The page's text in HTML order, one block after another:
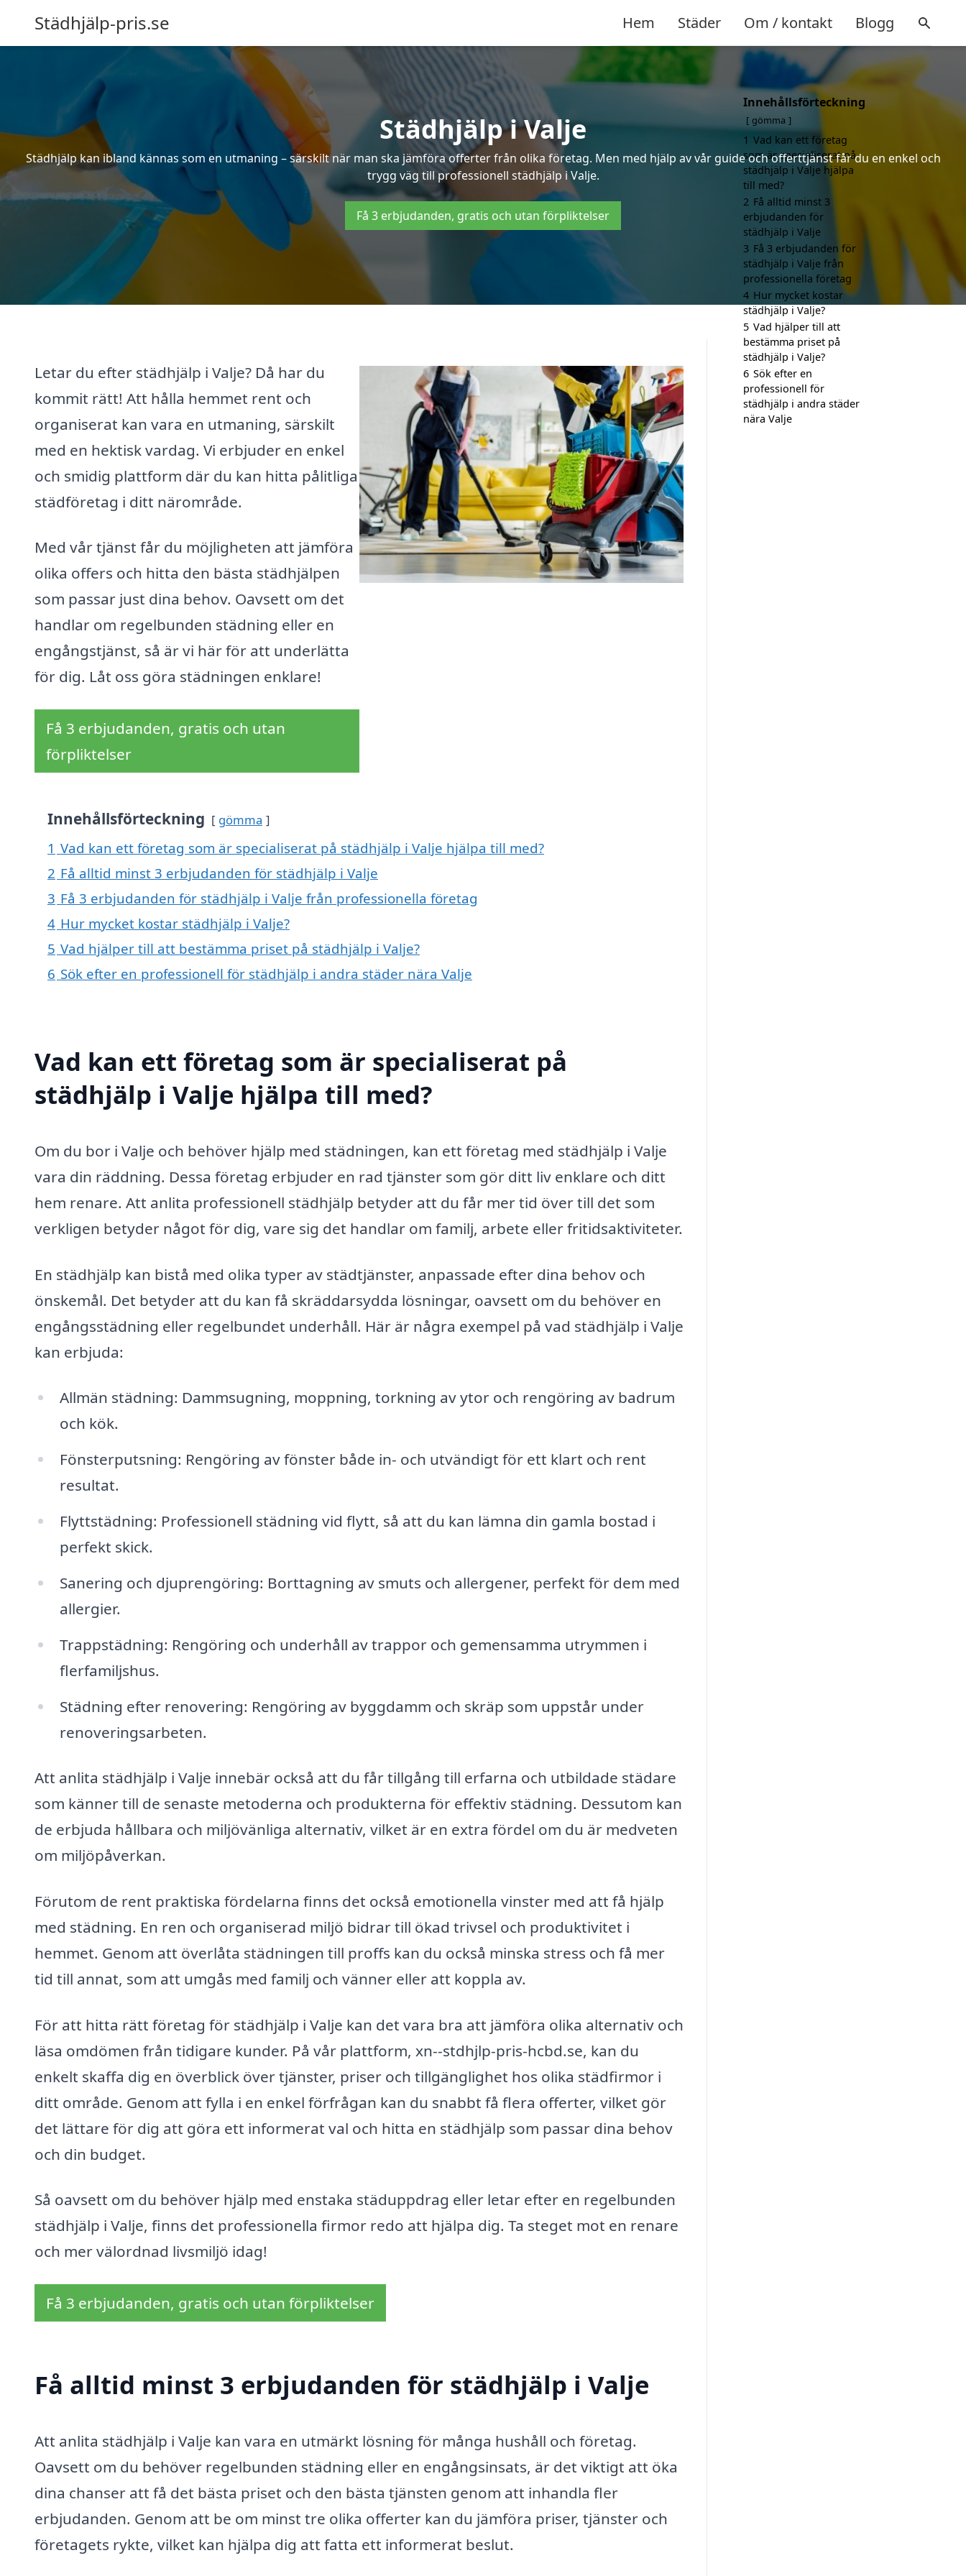
Städhjälp-pris.se Hem Städer Om / kontakt Blogg
Städhjälp i Valje
Städhjälp kan ibland kännas som en utmaning – särskilt när man ska jämföra offerter från olika företag. Men med hjälp av vår guide och offerttjänst får du en enkel och
trygg väg till professionell städhjälp i Valje.
Få 3 erbjudanden, gratis och utan förpliktelser
Letar du efter städhjälp i Valje? Då har du
kommit rätt! Att hålla hemmet rent och
organiserat kan vara en utmaning, särskilt
med en hektisk vardag. Vi erbjuder en enkel
och smidig plattform där du kan hitta pålitliga
städföretag i ditt närområde.
Med vår tjänst får du möjligheten att jämföra
olika offers och hitta den bästa städhjälpen
som passar just dina behov. Oavsett om det
handlar om regelbunden städning eller en
engångstjänst, så är vi här för att underlätta
för dig. Låt oss göra städningen enklare!
Få 3 erbjudanden, gratis och utan
förpliktelser
Innehållsförteckning gömma
1 Vad kan ett företag som är specialiserat på städhjälp i Valje hjälpa till med?
2 Få alltid minst 3 erbjudanden för städhjälp i Valje
3 Få 3 erbjudanden för städhjälp i Valje från professionella företag
4 Hur mycket kostar städhjälp i Valje?
5 Vad hjälper till att bestämma priset på städhjälp i Valje?
6 Sök efter en professionell för städhjälp i andra städer nära Valje
Vad kan ett företag som är specialiserat på
städhjälp i Valje hjälpa till med?
Om du bor i Valje och behöver hjälp med städningen, kan ett företag med städhjälp i Valje
vara din räddning. Dessa företag erbjuder en rad tjänster som gör ditt liv enklare och ditt
hem renare. Att anlita professionell städhjälp betyder att du får mer tid över till det som
verkligen betyder något för dig, vare sig det handlar om familj, arbete eller fritidsaktiviteter.
En städhjälp kan bistå med olika typer av städtjänster, anpassade efter dina behov och
önskemål. Det betyder att du kan få skräddarsydda lösningar, oavsett om du behöver en
engångsstädning eller regelbundet underhåll. Här är några exempel på vad städhjälp i Valje
kan erbjuda:
Allmän städning: Dammsugning, moppning, torkning av ytor och rengöring av badrum
och kök.
Fönsterputsning: Rengöring av fönster både in- och utvändigt för ett klart och rent
resultat.
Flyttstädning: Professionell städning vid flytt, så att du kan lämna din gamla bostad i
perfekt skick.
Sanering och djuprengöring: Borttagning av smuts och allergener, perfekt för dem med
allergier.
Trappstädning: Rengöring och underhåll av trappor och gemensamma utrymmen i
flerfamiljshus.
Städning efter renovering: Rengöring av byggdamm och skräp som uppstår under
renoveringsarbeten.
Att anlita städhjälp i Valje innebär också att du får tillgång till erfarna och utbildade städare
som känner till de senaste metoderna och produkterna för effektiv städning. Dessutom kan
de erbjuda hållbara och miljövänliga alternativ, vilket är en extra fördel om du är medveten
om miljöpåverkan.
Förutom de rent praktiska fördelarna finns det också emotionella vinster med att få hjälp
med städning. En ren och organiserad miljö bidrar till ökad trivsel och produktivitet i
hemmet. Genom att överlåta städningen till proffs kan du också minska stress och få mer
tid till annat, som att umgås med familj och vänner eller att koppla av.
För att hitta rätt företag för städhjälp i Valje kan det vara bra att jämföra olika alternativ och
läsa omdömen från tidigare kunder. På vår plattform, xn--stdhjlp-pris-hcbd.se, kan du
enkelt skaffa dig en överblick över tjänster, priser och tillgänglighet hos olika städfirmor i
ditt område. Genom att fylla i en enkel förfrågan kan du snabbt få flera offerter, vilket gör
det lättare för dig att göra ett informerat val och hitta en städhjälp som passar dina behov
och din budget.
Så oavsett om du behöver hjälp med enstaka städuppdrag eller letar efter en regelbunden
städhjälp i Valje, finns det professionella firmor redo att hjälpa dig. Ta steget mot en renare
och mer välordnad livsmiljö idag!
Få 3 erbjudanden, gratis och utan förpliktelser
Få alltid minst 3 erbjudanden för städhjälp i Valje
Att anlita städhjälp i Valje kan vara en utmärkt lösning för många hushåll och företag.
Oavsett om du behöver regelbunden städning eller en engångsinsats, är det viktigt att öka
dina chanser att få det bästa priset och den bästa tjänsten genom att inhandla fler
erbjudanden. Genom att be om minst tre olika offerter kan du jämföra priser, tjänster och
företagets rykte, vilket kan hjälpa dig att fatta ett informerat beslut.
Innehållsförteckning
gömma
1 Vad kan ett företag
som är specialiserat på
städhjälp i Valje hjälpa
till med?
2 Få alltid minst 3
erbjudanden för
städhjälp i Valje
3 Få 3 erbjudanden för
städhjälp i Valje från
professionella företag
4 Hur mycket kostar
städhjälp i Valje?
5 Vad hjälper till att
bestämma priset på
städhjälp i Valje?
6 Sök efter en
professionell för
städhjälp i andra städer
nära Valje